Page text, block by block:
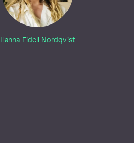
Hanna Fideli Nordqvist